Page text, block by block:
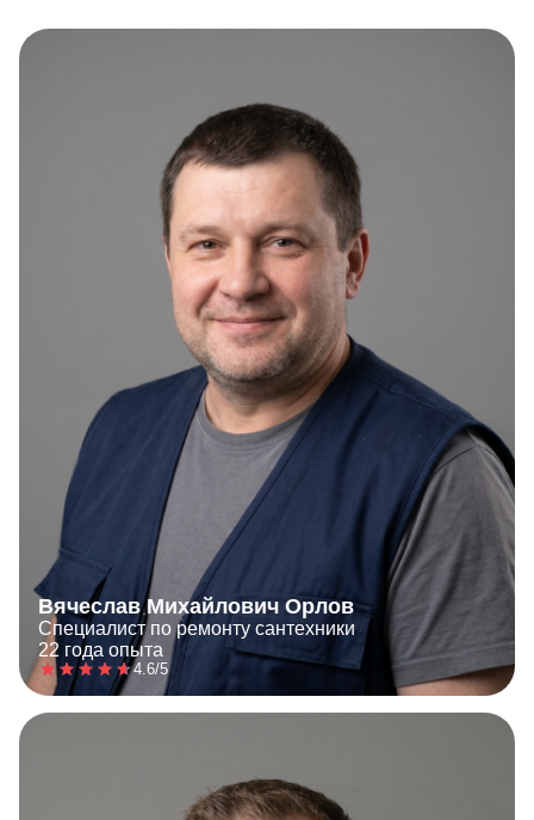
Вячеслав Михайлович Орлов
Специалист по ремонту сантехники
22 года опыта
4.6/5